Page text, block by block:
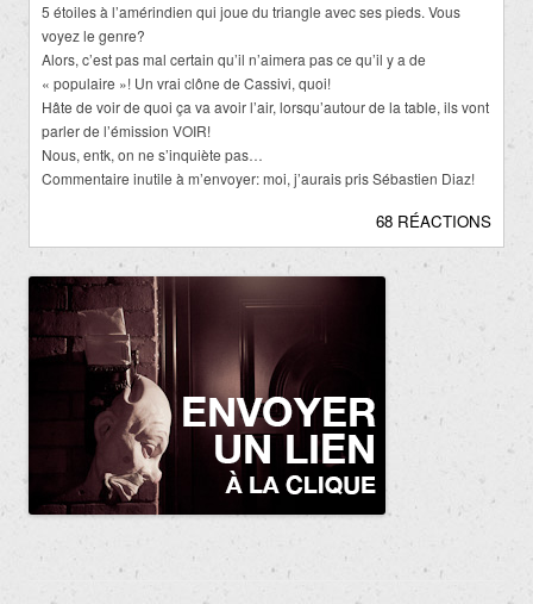
5 étoiles à l’amérindien qui joue du triangle avec ses pieds. Vous
voyez le genre?
Alors, c’est pas mal certain qu’il n’aimera pas ce qu’il y a de
« populaire »! Un vrai clône de Cassivi, quoi!
Hâte de voir de quoi ça va avoir l’air, lorsqu’autour de la table, ils vont
parler de l’émission VOIR!
Nous, entk, on ne s’inquiète pas…
Commentaire inutile à m’envoyer: moi, j’aurais pris Sébastien Diaz!
68 RÉACTIONS